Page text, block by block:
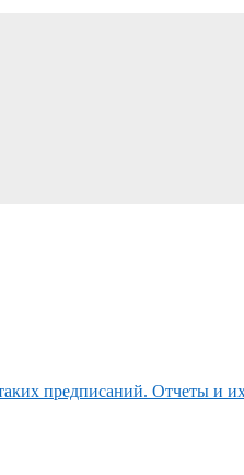
предписаний. Отчеты и